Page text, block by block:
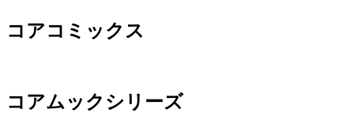
コアコミックス
コアムックシリーズ